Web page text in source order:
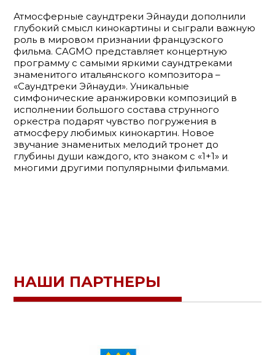
Атмосферные саундтреки Эйнауди дополнили
глубокий смысл кинокартины и сыграли важную
роль в мировом признании французского
фильма. CAGMO представляет концертную
программу с самыми яркими саундтреками
знаменитого итальянского композитора –
«Саундтреки Эйнауди». Уникальные
симфонические аранжировки композиций в
исполнении большого состава струнного
оркестра подарят чувство погружения в
атмосферу любимых кинокартин. Новое
звучание знаменитых мелодий тронет до
глубины души каждого, кто знаком с «1+1» и
многими другими популярными фильмами.
НАШИ ПАРТНЕРЫ